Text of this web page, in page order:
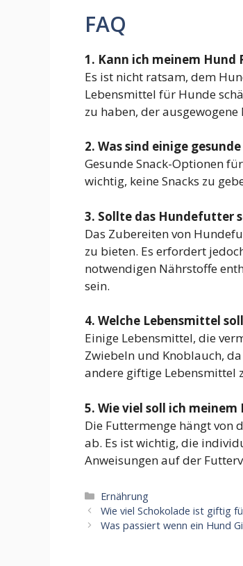
FAQ
1. Kann ich meinem Hund
Es ist nicht ratsam, dem
Lebensmittel für Hunde
zu haben, der
2. Was sind einige
Gesunde Snack-Optionen
wichtig, keine Snacks zu
3. Sollte das Hundefutter
Das Zubereiten von
zu bieten. Es erfordert
notwendigen Nährstoffe
sein.
4. Welche Lebensmittel
Einige Lebensmittel, die
Zwiebeln und Knoblauch,
andere giftige Lebensmittel
5. Wie viel soll ich meinem
Die Futtermenge hängt von
ab. Es ist wichtig, die
Anweisungen auf der
Kategorien
Ernährung
Wie viel Schokolade ist giftig
Was passiert wenn ein Hund